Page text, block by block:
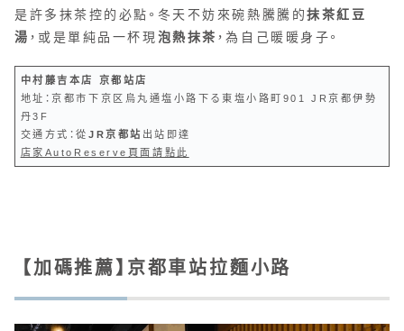
是許多抹茶控的必點。冬天不妨來碗熱騰騰的抹茶紅豆
湯 ，或是單純品一杯現 泡熱抹茶 ，為自己暖暖身子。
中村藤吉本店 京都站店
地址：京都市下京区烏丸通塩小路下る東塩小路町901 JR京都伊勢
丹3F
交通方式：從 JR京都站 出站即達
店家AutoReserve頁面請點此
【加碼推薦】京都車站拉麵小路